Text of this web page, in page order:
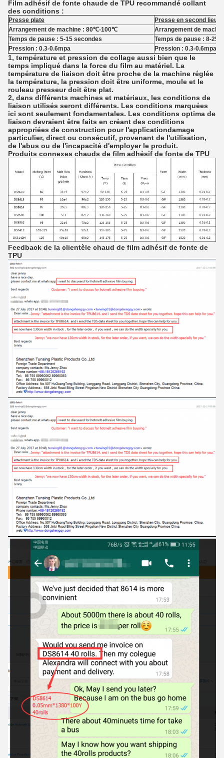
Film adhésif de fonte chaude de TPU recommandé collant
des conditions :
Presse plate
Presse en second lieu
Arrangement de machine : 80℃-100℃
Arrangement de
Temps de pause : 5-15 secondes
Temps de pause : 8-
Pression : 0.3-0.6mpa
Pression : 0.3-0.6mpa
1, température et pression de collage aussi bien que le
temps impliqué dans la force du film au matériel. La
température de liaison doit être proche de la machine réglée
la température, la pression doit être uniforme, moule et le
rouleau presseur doit être plat.
2, dans différents machines et matériaux, les conditions de
liaison utilisés seront différents. Les conditions marquées
ici sont seulement fondamentales. Les conditions optima de
liaison devraient être faits en créant des conditions
appropriées de construction pour l'applicationdamage
particulier, direct ou consécutif, provenant de l'utilisation,
de l'abus ou de l'incapacité d'employer le produit.
Produits connexes chauds de film adhésif de fonte de TPU
Feedback de la clientèle chaud de film adhésif de fonte de
TPU